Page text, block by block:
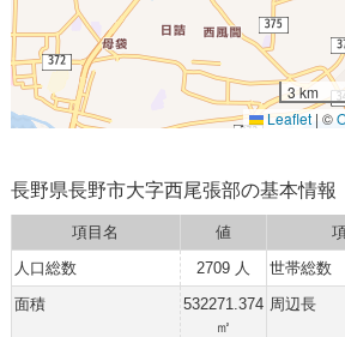
3 km
Leaflet | ©
長野県長野市大字西尾張部の基本情報
項目名 値
人口総数
2709 人 世帯総数
面積
532271.374
㎡
周辺長